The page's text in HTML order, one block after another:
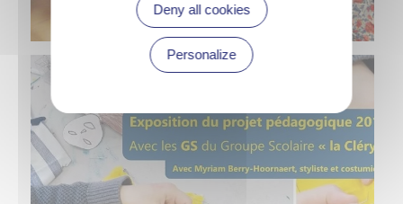
Deny all cookies
Personalize